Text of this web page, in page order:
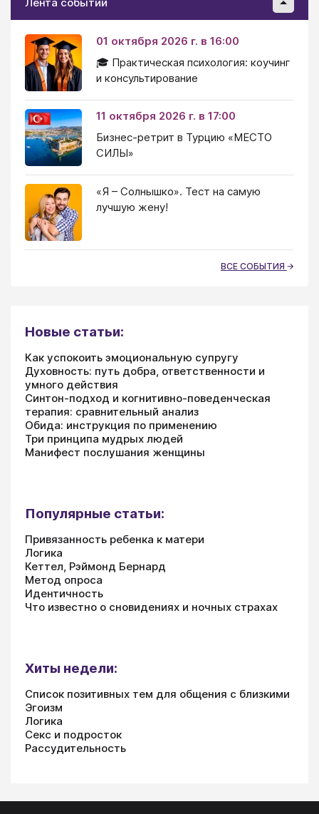
01 октября 2026 г. в 16:00
🎓 Практическая психология: коучинг
и консультирование
11 октября 2026 г. в 17:00
Бизнес-ретрит в Турцию «МЕСТО
СИЛЫ»
«Я – Солнышко». Тест на самую
лучшую жену!
ВСЕ СОБЫТИЯ
Новые статьи:
Как успокоить эмоциональную супругу
Духовность: путь добра, ответственности и
умного действия
Синтон-подход и когнитивно-поведенческая
терапия: сравнительный анализ
Обида: инструкция по применению
Три принципа мудрых людей
Манифест послушания женщины
Популярные статьи:
Привязанность ребенка к матери
Логика
Кеттел, Рэймонд Бернард
Метод опроса
Идентичность
Что известно о сновидениях и ночных страхах
Хиты недели:
Список позитивных тем для общения с близкими
Эгоизм
Логика
Секс и подросток
Рассудительность